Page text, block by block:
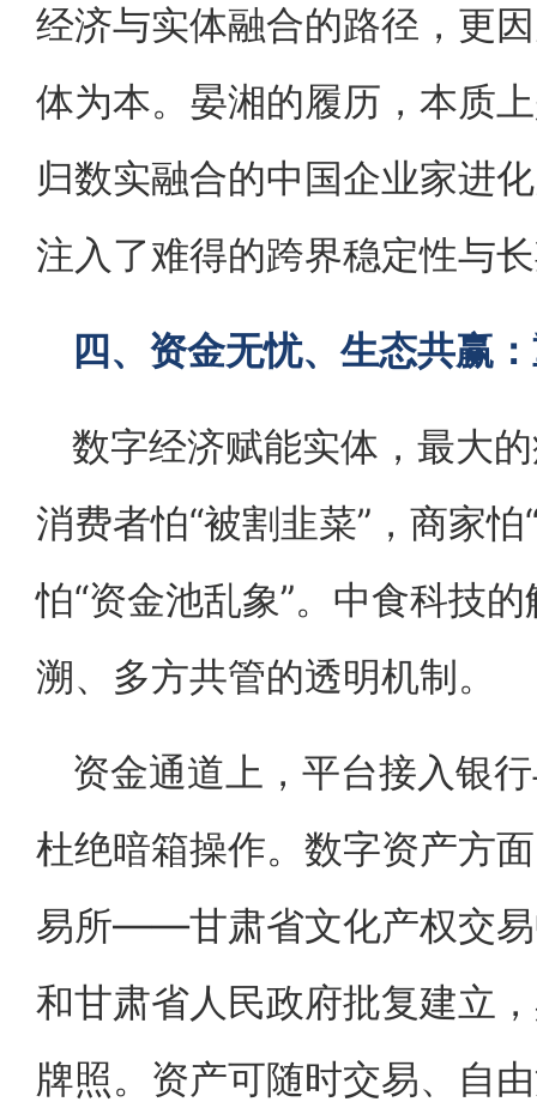
经济与实体融合的路径，更
体为本。晏湘的履历，本质
归数实融合的中国企业家进
注入了难得的跨界稳定性与
四、资金无忧、生态共赢
数字经济赋能实体，最大
消费者怕“被割韭菜”，商家
怕“资金池乱象”。中食科技
溯、多方共管的透明机制。
资金通道上，平台接入银
杜绝暗箱操作。数字资产方
易所——甘肃省文化产权交
和甘肃省人民政府批复建立
牌照。资产可随时交易、自